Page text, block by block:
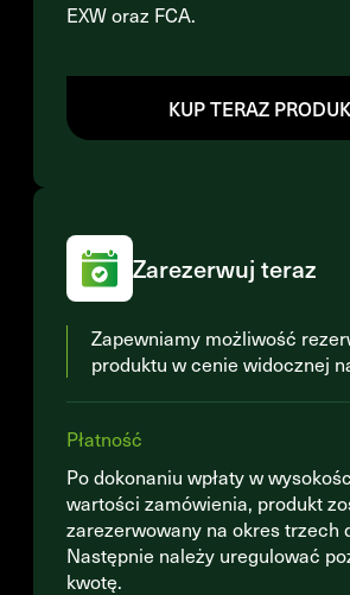
EXW oraz FCA.
KUP TERAZ
Zarezerwuj teraz
Zapewniamy możliwość
produktu w cenie widocznej
Płatność
Po dokonaniu wpłaty w
wartości zamówienia, produkt
zarezerwowany na okres trzech
Następnie należy uregulować
kwotę.